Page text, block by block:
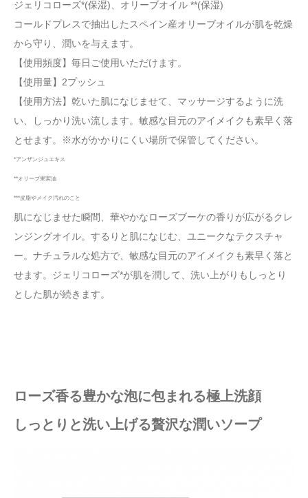
ジェリコローズ*(保湿)、オリーブオイル **(保湿)
コールドプレスで抽出したスペイン産オリーブオイルが肌を乾燥
から守り、潤いを与えます。
【使用頻度】毎日ご使用いただけます。
【使用量】2プッシュ
【使用方法】乾いた肌になじませて、マッサージするように洗
い、しっかり洗い流します。敏感な目元のアイメイクも素早く落
とせます。※水がかかりにくい場所で保管してください。
*アンザンジュエキス
**オリーブ果実油
***皮脂やメイク汚れのこと
肌になじませた瞬間、華やかなローズブーケの香りが広がるクレ
ンジングオイル。するりと肌になじむ、ユニークなテクスチャ
ー。ナチュラルな処方で、敏感な目元のアイメイクも素早く落と
せます。ジェリコローズ*が肌を潤して、洗い上がりもしっとり
とした肌が続きます。
ローズ香る豊かな泡に包まれる極上洗顔
しっとりと洗い上げる贅沢な潤いソープ